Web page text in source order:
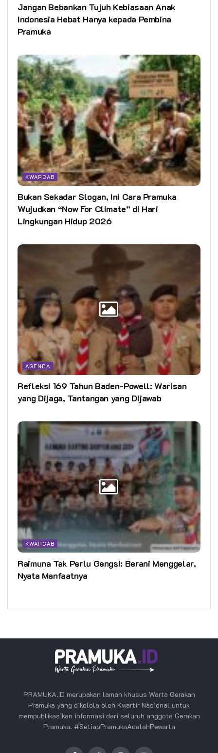
Jangan Bebankan Tujuh Kebiasaan Anak
Indonesia Hebat Hanya kepada Pembina
Pramuka
KWARCAB
Bukan Sekadar Slogan, Ini Cara Pramuka
Wujudkan “Now For Climate” di Hari
Lingkungan Hidup 2026
AGENDA
Refleksi 169 Tahun Baden-Powell: Warisan
yang Dijaga, Tantangan yang Dijawab
KWARCAB
Raimuna Tak Perlu Gengsi: Berani Menggelar,
Nyata Manfaatnya
PRAMUKA.ID merupakan laman khusus Warta Gerakan
Pramuka yang dikelola oleh Kwartir Nasional untuk
mempublikasikan informasi dari seluruh anggota Gerakan
Pramuka. #SetiapPramukaAdalahPewarta